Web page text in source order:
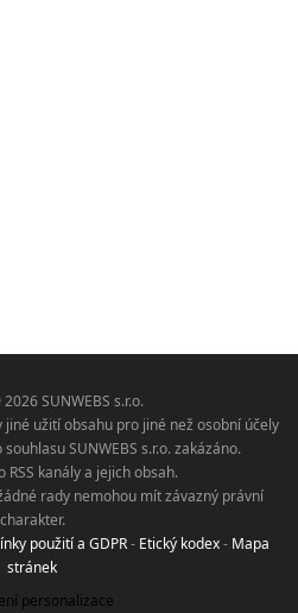
SUNWEBS s.r.o.
užití obsahu pro jiné než osobní účely
SUNWEBS s.r.o. zakázáno.
RSS kanály a jejich obsah.
rady nemohou mít závazný právní
charakter.
použití a GDPR- Etický kodex- Mapa
stránek
personalizace